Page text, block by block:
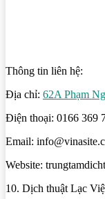
Thông tin liên hệ:
Địa chỉ: 62A Phạm
Điện thoại: 0166 369
Email:
Website:
10. Dịch thuật Lạc